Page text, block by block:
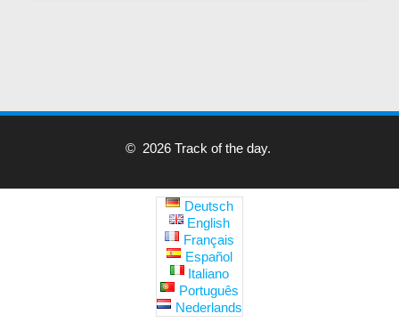
© 2026 Track of the day.
Deutsch
English
Français
Español
Italiano
Português
Nederlands